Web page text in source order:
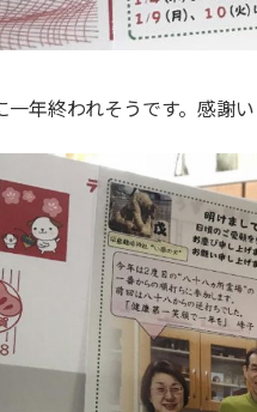
一年終われそうです。感謝